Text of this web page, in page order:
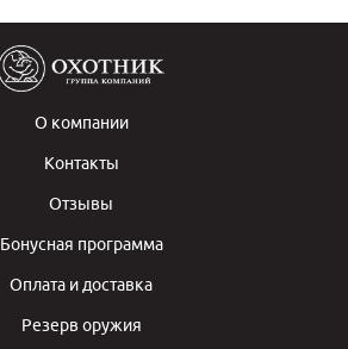
О компании
Контакты
Отзывы
Бонусная программа
Оплата и доставка
Резерв оружия